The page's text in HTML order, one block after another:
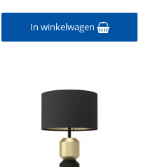
In winkelwagen